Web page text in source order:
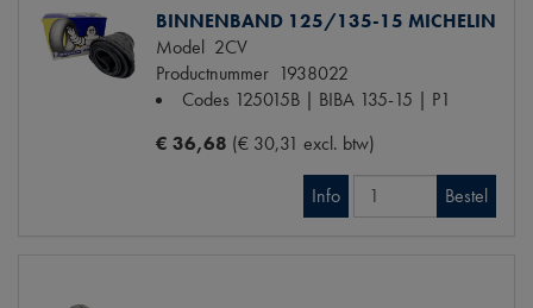
BINNENBAND 125/135-15 MICHELIN
Model 2CV
Productnummer 1938022
Codes 125015B | BIBA 135-15 | P1
€ 36,68 (€ 30,31 excl. btw)
Info Bestel